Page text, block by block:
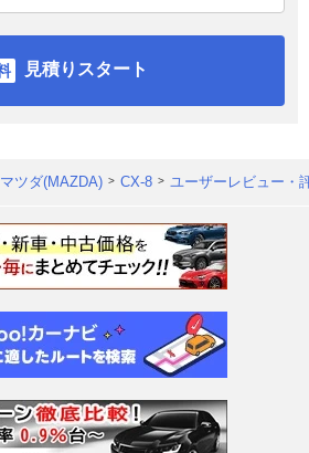
見積りスタート
マツダ(MAZDA) CX-8 ユーザーレビュー・